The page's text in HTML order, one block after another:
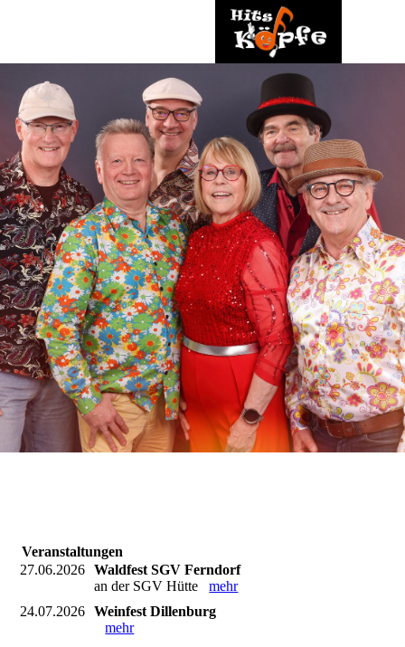
Veranstaltungen
27.06.2026
Waldfest SGV Ferndorf
an der SGV Hüttemehr
24.07.2026
Weinfest Dillenburg
mehr